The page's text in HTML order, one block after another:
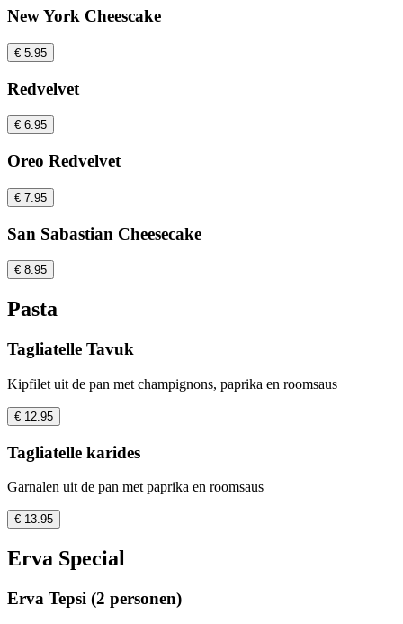
New York Cheescake
€ 5.95
Redvelvet
€ 6.95
Oreo Redvelvet
€ 7.95
San Sabastian Cheesecake
€ 8.95
Pasta
Tagliatelle Tavuk
Kipfilet uit de pan met champignons, paprika en roomsaus
€ 12.95
Tagliatelle karides
Garnalen uit de pan met paprika en roomsaus
€ 13.95
Erva Special
Erva Tepsi (2 personen)